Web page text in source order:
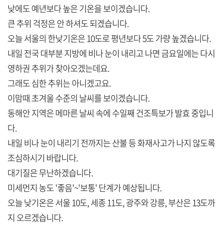
낮에도 예년보다 높은 기온을 보이겠습니다.
큰 추위 걱정은 안 하셔도 되겠습니다.
오늘 서울의 한낮기온은 10도로 평년보다 5도 가량 높겠습니다.
내일 전국 대부분 지방에 비나 눈이 내리고 나면 금요일에는 다시
영하권 추위가 찾아오겠는데요.
그래도 심한 추위는 아니겠고요.
이맘때 초겨울 수준의 날씨를 보이겠습니다.
동해안 지역은 메마른 날씨 속에 수일째 건조특보가 발효 중입니
다.
내일 비나 눈이 내리기 전까지는 산불 등 화재사고가 나지 않도록
조심하시기 바랍니다.
대기질은 무난하겠습니다.
미세먼지 농도 '좋음'~'보통' 단계가 예상됩니다.
오늘 낮기온은 서울 10도, 세종 11도, 광주와 강릉, 부산은 13도까
지 오르겠습니다.